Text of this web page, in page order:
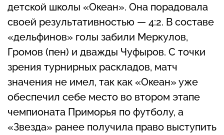
детской школы «Океан». Она порадовала
своей результативностью — 4:2. В составе
«дельфинов» голы забили Меркулов,
Громов (пен) и дважды Чуфыров. С точки
зрения турнирных раскладов, матч
значения не имел, так как «Океан» уже
обеспечил себе место во втором этапе
чемпионата Приморья по футболу, а
«Звезда» ранее получила право выступить